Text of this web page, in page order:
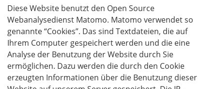
Diese Website benutzt den Open Source
Webanalysedienst Matomo. Matomo verwendet so
genannte “Cookies”. Das sind Textdateien, die auf
Ihrem Computer gespeichert werden und die eine
Analyse der Benutzung der Website durch Sie
ermöglichen. Dazu werden die durch den Cookie
erzeugten Informationen über die Benutzung dieser